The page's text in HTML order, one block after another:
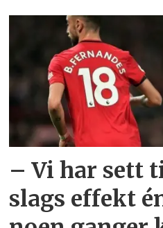
– Vi har sett
slags effekt